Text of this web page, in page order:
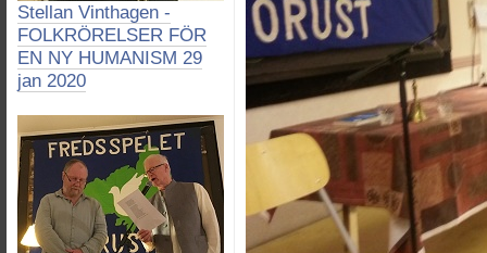
Stellan Vinthagen -
FOLKRÖRELSER FÖR
EN NY HUMANISM 29
jan 2020